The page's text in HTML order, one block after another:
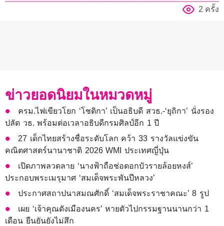
2 ครั้ง
ข่าวยอดนิยมในหมวดหมู่
ครม.ไฟเขียวโยก ‘โชติกา’ เป็นอธิบดี สวธ.-‘ยุถิกา’ นั่งรอง
ปลัด วธ. พร้อมต่อเวลาอธิบดีกรมศิลป์อีก 1 ปี
27 เด็กไทยสร้างชื่อระดับโลก คว้า 33 รางวัลแข่งขัน
คณิตศาสตร์นานาชาติ 2026 WMI ประเทศญี่ปุ่น
เปิดภาพลวดลาย ‘นางฟ้าถือช่อดอกบัวรายล้อยหงส์’
ประกอบพระเมรุมาศ ‘สมเด็จพระพันปีหลวง’
ประกาศสถาปนาสมณศักดิ์ ‘สมเด็จพระราชาคณะ’ 8 รูป
เผย ‘เจ้าคุณดังเมืองนคร’ หายตัวไปกรรมฐานนานกว่า 1
เดือน ยืนยันยังไม่สึก